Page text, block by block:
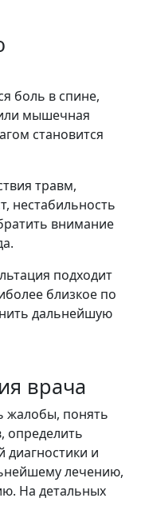
боль в спине,
мышечная
становится
травм,
нестабильность
внимание
подходит
близкое по
дальнейшую
врача
жалобы, понять
определить
диагностики и
лечению,
На детальных